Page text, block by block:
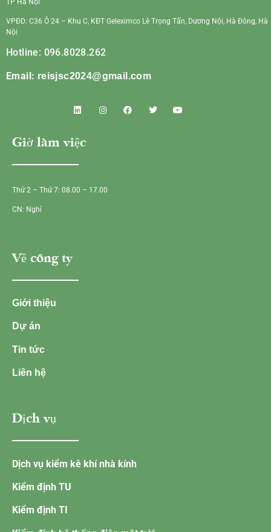
VPĐD: C36 Ô 24 – Khu C, KĐT Geleximco Lê Trọng Tấn, Dương Nội, Hà Đông, Hà
Nội
Hotline: 096.8028.262
Email: reisjsc2024@gmail.com
Giờ làm việc
Thứ 2 – Thứ 7: 08.00 – 17.00
CN: Nghỉ
Về công ty
Giới thiệu
Dự án
Tin tức
Liên hệ
Dịch vụ
Dịch vụ kiểm kê khí nhà kính
Kiểm định TU
Kiểm định TI